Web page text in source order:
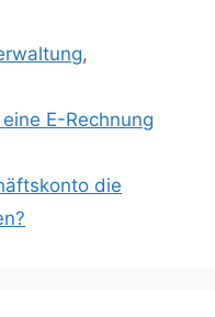
,
E-Rechnung
die